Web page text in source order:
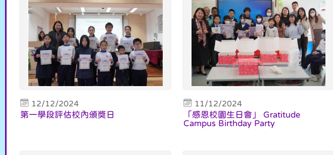
12/12/2024
第一學段評估校內頒獎日
11/12/2024
「感恩校園生日會」 Gratitude
Campus Birthday Party